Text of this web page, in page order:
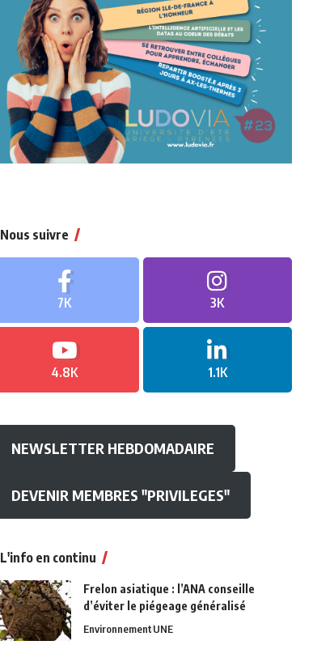
Nous suivre
7K 3K
4.8K 1.1K
NEWSLETTER HEBDOMADAIRE
DEVENIR MEMBRES "PRIVILEGES"
L'info en continu
Frelon asiatique : l’ANA conseille
d’éviter le piégeage généralisé
EnvironnementUNE